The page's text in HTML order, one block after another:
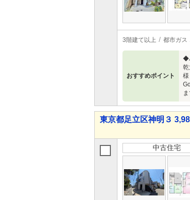
3階建て以上 都市ガス
おすすめポイント
◆
東京都足立区神明３
中古住宅